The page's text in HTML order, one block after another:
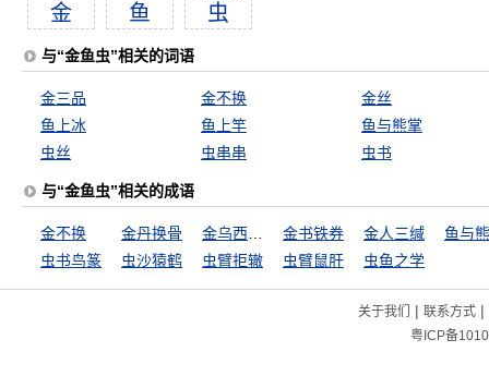
金 鱼 虫
与“金鱼虫”相关的词语
金三品 金不换
金丝
鱼上冰
鱼上竿
鱼与熊掌
虫丝
虫串串 虫书
与“金鱼虫”相关的成语
金不换 金丹换骨 金书铁券 金人三缄
鱼与
虫书鸟篆
虫沙猿鹤 虫臂拒辙 虫臂鼠肝 虫鱼之学
关于我们 | 联系方式|
粤ICP备